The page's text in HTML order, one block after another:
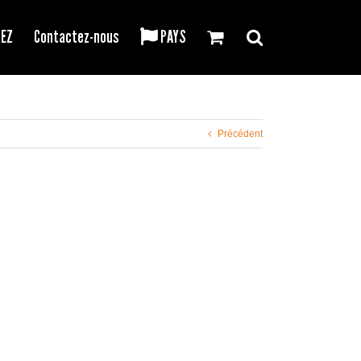
Contactez-nous PAYS
Précédent